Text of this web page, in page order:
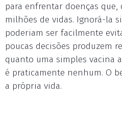
para enfrentar doenças que,
milhões de vidas. Ignorá-la
poderiam ser facilmente
poucas decisões produzem
quanto uma simples vacina
é praticamente nenhum. O
a própria vida.